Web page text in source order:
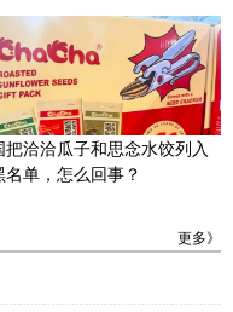
把洽洽瓜子和思念水饺列入
名单，怎么回事？
更多》